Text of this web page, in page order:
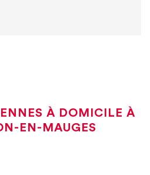
À DOMICILE À
EN-MAUGES